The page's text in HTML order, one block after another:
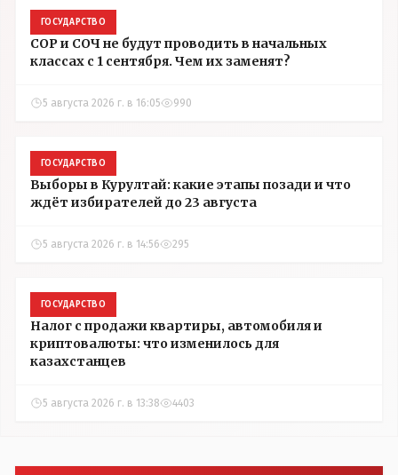
ГОСУДАРСТВО
СОР и СОЧ не будут проводить в начальных
классах с 1 сентября. Чем их заменят?
5 августа 2026 г. в 16:05 990
ГОСУДАРСТВО
Выборы в Курултай: какие этапы позади и что
ждёт избирателей до 23 августа
5 августа 2026 г. в 14:56 295
ГОСУДАРСТВО
Налог с продажи квартиры, автомобиля и
криптовалюты: что изменилось для
казахстанцев
5 августа 2026 г. в 13:38 4403